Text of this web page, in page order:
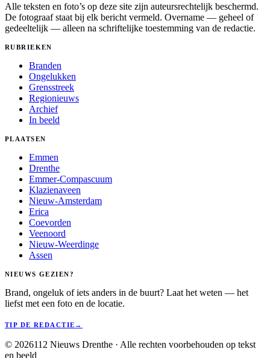
Alle teksten en foto’s op deze site zijn auteursrechtelijk beschermd.
De fotograaf staat bij elk bericht vermeld. Overname — geheel of
gedeeltelijk — alleen na schriftelijke toestemming van de redactie.
RUBRIEKEN
Branden
Ongelukken
Grensstreek
Regionieuws
Archief
In beeld
PLAATSEN
Emmen
Drenthe
Emmer-Compascuum
Klazienaveen
Nieuw-Amsterdam
Erica
Coevorden
Veenoord
Nieuw-Weerdinge
Assen
NIEUWS GEZIEN?
Brand, ongeluk of iets anders in de buurt? Laat het weten — het
liefst met een foto en de locatie.
TIP DE REDACTIE →
© 2026112 Nieuws Drenthe · Alle rechten voorbehouden op tekst
en beeld